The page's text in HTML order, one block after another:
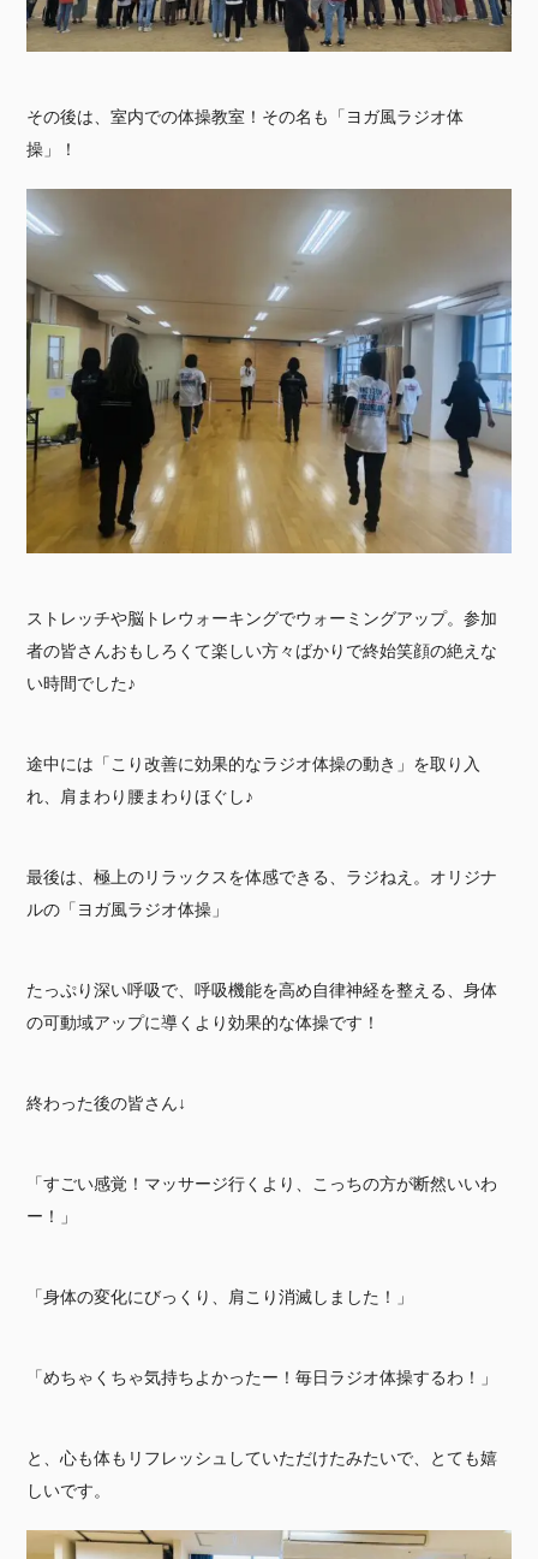
その後は、室内での体操教室！その名も「ヨガ風ラジオ体
操」！
ストレッチや脳トレウォーキングでウォーミングアップ。参加
者の皆さんおもしろくて楽しい方々ばかりで終始笑顔の絶えな
い時間でした♪
途中には「こり改善に効果的なラジオ体操の動き」を取り入
れ、肩まわり腰まわりほぐし♪
最後は、極上のリラックスを体感できる、ラジねえ。オリジナ
ルの「ヨガ風ラジオ体操」
たっぷり深い呼吸で、呼吸機能を高め自律神経を整える、身体
の可動域アップに導くより効果的な体操です！
終わった後の皆さん↓
「すごい感覚！マッサージ行くより、こっちの方が断然いいわ
ー！」
「身体の変化にびっくり、肩こり消滅しました！」
「めちゃくちゃ気持ちよかったー！毎日ラジオ体操するわ！」
と、心も体もリフレッシュしていただけたみたいで、とても嬉
しいです。